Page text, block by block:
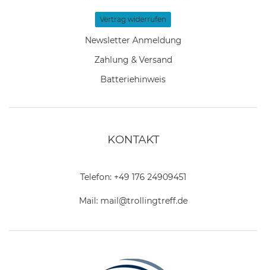
Vertrag widerrufen
Newsletter Anmeldung
Zahlung & Versand
Batteriehinweis
KONTAKT
Telefon: +49 176 24909451
Mail: mail@trollingtreff.de